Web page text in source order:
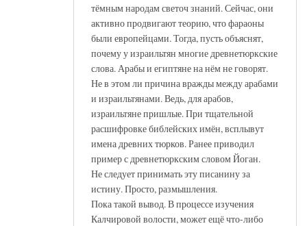
тёмным народам светоч знаний. Сейчас, они
активно продвигают теорию, что фараоны
были европейцами. Тогда, пусть объяснят,
почему у израильтян многие древнетюркские
слова. Арабы и египтяне на нём не говорят.
Не в этом ли причина вражды между арабами
и израильтянами. Ведь, для арабов,
израильтяне пришлые. При тщательной
расшифровке библейских имён, всплывут
имена древних тюрков. Ранее приводил
пример с древнетюркским словом Йоган.
Не следует принимать эту писанину за
истину. Просто, размышления.
Пока такой вывод. В процессе изучения
Калчировой волости, может ещё что-либо